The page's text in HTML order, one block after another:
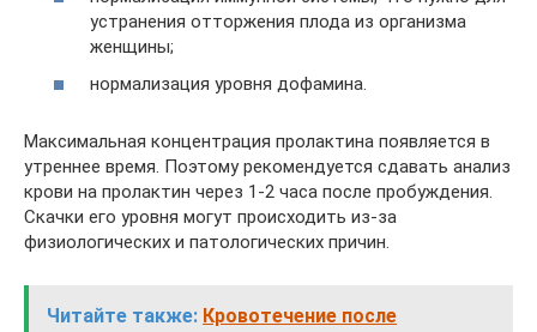
устранения отторжения плода из организма
женщины;
нормализация уровня дофамина.
Максимальная концентрация пролактина появляется в
утреннее время. Поэтому рекомендуется сдавать анализ
крови на пролактин через 1-2 часа после пробуждения.
Скачки его уровня могут происходить из-за
физиологических и патологических причин.
Читайте также: Кровотечение после